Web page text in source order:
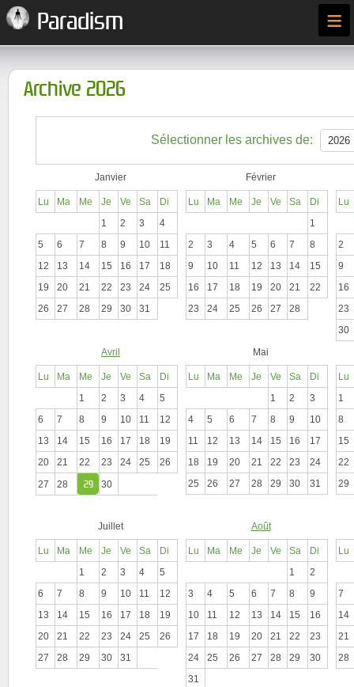
Paradism ≡
Archive 2026
Sélectionner les archives de:
Janvier
Lu Ma Me Je Ve Sa
Di
1
2 3
4
5
6 7 8 9 10
11
12
13 14 15 16 17
18
19
20 21 22 23 24
25
26
27 28 29 30 31
Février
Lu Ma Me Je Ve Sa
Di
1
2
3 4 5 6 7
8
9
10 11 12 13 14
15
16
17 18 19 20 21
22
23
24 25 26 27 28
Lu
2
9
16
23
30
Avril
Lu Ma Me Je Ve Sa
Di
1
2 3 4
5
6
7 8 9 10 11
12
13
14 15 16 17 18
19
20
21 22 23 24 25
26
27
28 29 30
Mai
Lu Ma Me Je Ve Sa
Di
1
2
3
4
5 6 7 8 9
10
11
12 13 14 15 16
17
18
19 20 21 22 23
24
25
26 27 28 29 30 31
Lu
1
8
15
22
29
Juillet
Lu Ma Me Je Ve Sa
Di
1
2 3 4
5
6
7 8 9 10 11
12
13
14 15 16 17 18
19
20
21 22 23 24 25
26
27
28 29 30 31
Août
Lu Ma Me Je Ve Sa
Di
1
2
3
4 5 6 7 8
9
10
11 12 13 14 15
16
17
18 19 20 21 22
23
24
25 26 27 28 29
30
31
Lu
7
14
21
28